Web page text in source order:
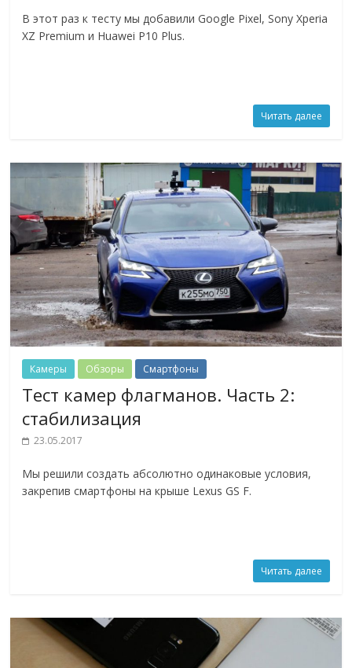
В этот раз к тесту мы добавили Google Pixel, Sony Xperia
XZ Premium и Huawei P10 Plus.
Читать далее
Камеры Обзоры Смартфоны
Тест камер флагманов. Часть 2:
стабилизация
23.05.2017
Мы решили создать абсолютно одинаковые условия,
закрепив смартфоны на крыше Lexus GS F.
Читать далее